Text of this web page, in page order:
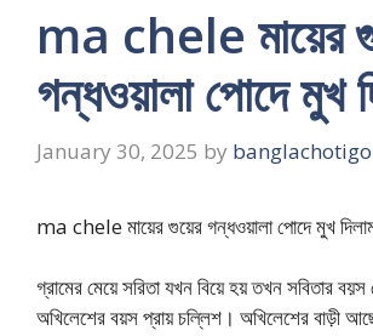
ma chele মায়ের
গন্ধওয়ালা পোদে মুখ
January 30, 2025 by
ma chele মায়ের গুয়ের গন্ধওয়ালা পোদে মুখ
গ্রামের মেয়ে সরিতা যখন বিয়ে হয় তখন সবিতার
অখিলেশের বয়স প্রায় চল্লিশ। অখিলেশের বাড়ী